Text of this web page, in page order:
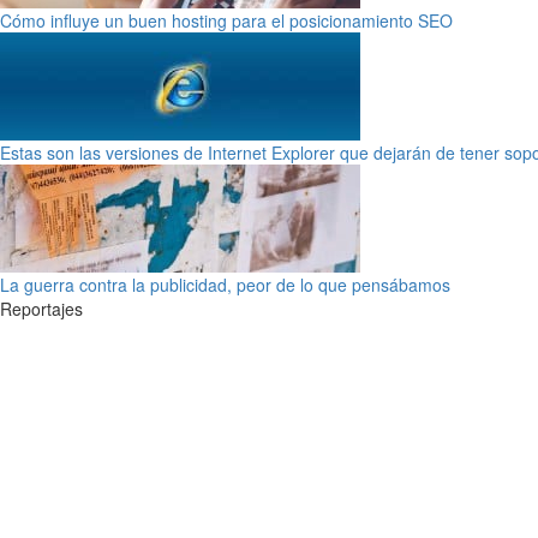
Cómo influye un buen hosting para el posicionamiento SEO
Estas son las versiones de Internet Explorer que dejarán de tener
La guerra contra la publicidad, peor de lo que pensábamos
Reportajes